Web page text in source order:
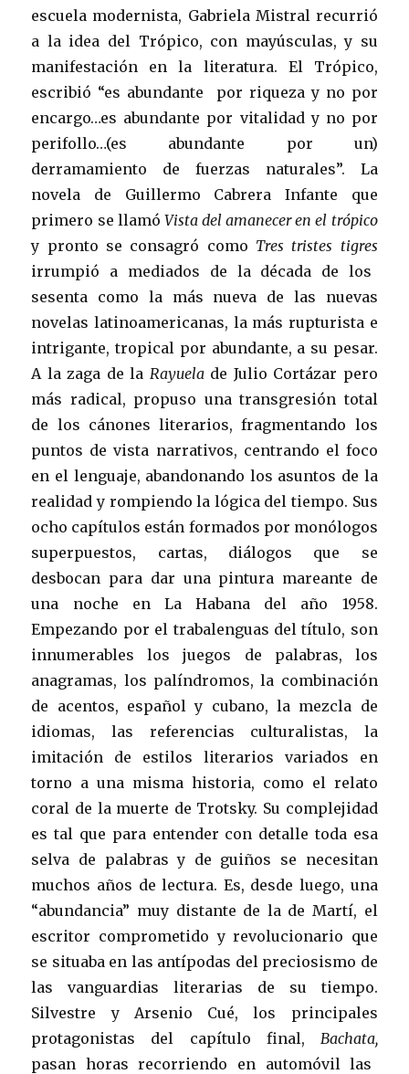
escuela modernista, Gabriela Mistral recurrió
a la idea del Trópico, con mayúsculas, y su
manifestación en la literatura. El Trópico,
escribió “es abundante por riqueza y no por
encargo…es abundante por vitalidad y no por
perifollo…(es abundante por un)
derramamiento de fuerzas naturales”. La
novela de Guillermo Cabrera Infante que
primero se llamó Vista del amanecer en el trópico
y pronto se consagró como Tres tristes tigres
irrumpió a mediados de la década de los
sesenta como la más nueva de las nuevas
novelas latinoamericanas, la más rupturista e
intrigante, tropical por abundante, a su pesar.
A la zaga de la Rayuela de Julio Cortázar pero
más radical, propuso una transgresión total
de los cánones literarios, fragmentando los
puntos de vista narrativos, centrando el foco
en el lenguaje, abandonando los asuntos de la
realidad y rompiendo la lógica del tiempo. Sus
ocho capítulos están formados por monólogos
superpuestos, cartas, diálogos que se
desbocan para dar una pintura mareante de
una noche en La Habana del año 1958.
Empezando por el trabalenguas del título, son
innumerables los juegos de palabras, los
anagramas, los palíndromos, la combinación
de acentos, español y cubano, la mezcla de
idiomas, las referencias culturalistas, la
imitación de estilos literarios variados en
torno a una misma historia, como el relato
coral de la muerte de Trotsky. Su complejidad
es tal que para entender con detalle toda esa
selva de palabras y de guiños se necesitan
muchos años de lectura. Es, desde luego, una
“abundancia” muy distante de la de Martí, el
escritor comprometido y revolucionario que
se situaba en las antípodas del preciosismo de
las vanguardias literarias de su tiempo.
Silvestre y Arsenio Cué, los principales
protagonistas del capítulo final, Bachata,
pasan horas recorriendo en automóvil las